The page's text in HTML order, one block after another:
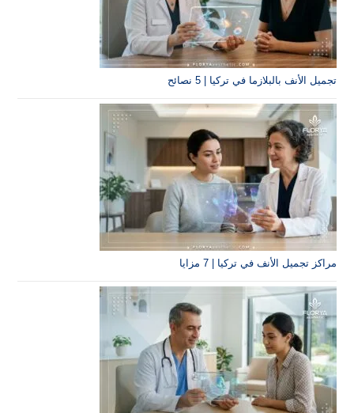
في تركيا | 5 نصائح
في تركيا | 7 مزايا